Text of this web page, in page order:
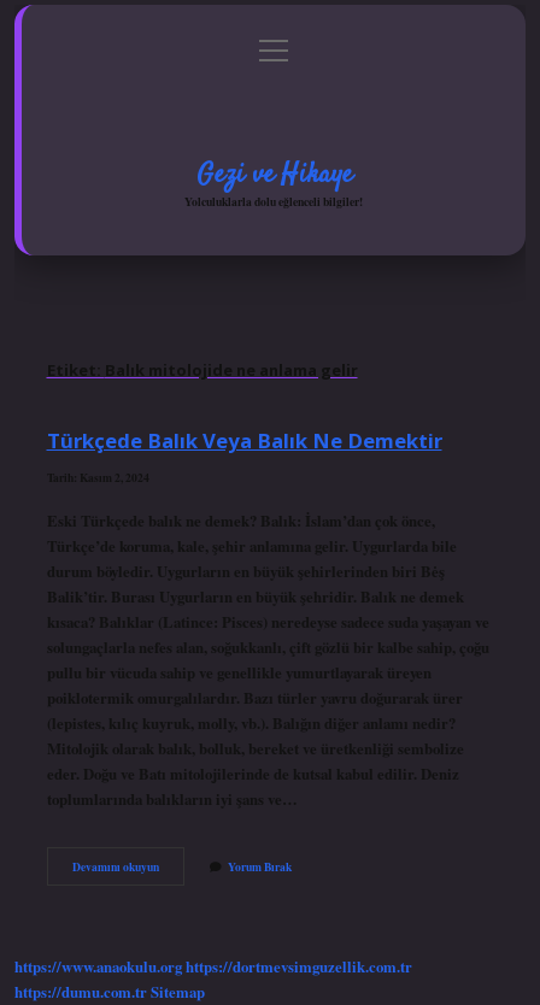
Gizlilik Politikası
menüyü
aç
Gezi ve Hikaye
Yolculuklarla dolu eğlenceli bilgiler!
Etiket: Balık mitolojide ne anlama gelir
Türkçede Balık Veya Balık Ne Demektir
Tarih: Kasım 2, 2024
Eski Türkçede balık ne demek? Balık: İslam’dan çok önce,
Türkçe’de koruma, kale, şehir anlamına gelir. Uygurlarda bile
durum böyledir. Uygurların en büyük şehirlerinden biri Bėş
Balik’tir. Burası Uygurların en büyük şehridir. Balık ne demek
kısaca? Balıklar (Latince: Pisces) neredeyse sadece suda yaşayan ve
solungaçlarla nefes alan, soğukkanlı, çift gözlü bir kalbe sahip, çoğu
pullu bir vücuda sahip ve genellikle yumurtlayarak üreyen
poiklotermik omurgalılardır. Bazı türler yavru doğurarak ürer
(lepistes, kılıç kuyruk, molly, vb.). Balığın diğer anlamı nedir?
Mitolojik olarak balık, bolluk, bereket ve üretkenliği sembolize
eder. Doğu ve Batı mitolojilerinde de kutsal kabul edilir. Deniz
toplumlarında balıkların iyi şans ve…
Devamını okuyunTürkçede
Yorum Bırak
https://www.anaokulu.orghttps://dortmevsimguzellik.com.tr
https://dumu.com.trSitemap